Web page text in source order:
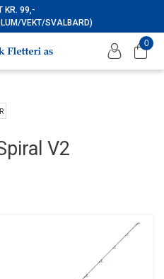
KR. 99,-
VEKT/SVALBARD)
0
V2